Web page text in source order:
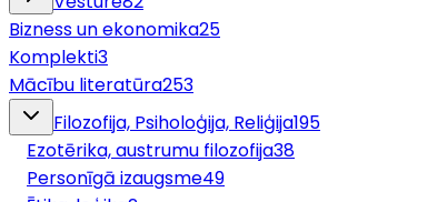
Bizness un ekonomika25
Komplekti3
Mācību literatūra253
Filozofija, Psiholoģija, Reliģija195
Ezotērika, austrumu filozofija38
Personīgā izaugsme49